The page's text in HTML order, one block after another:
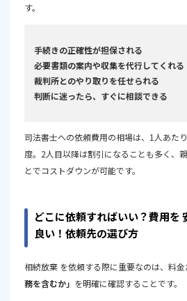
す。
手続きの正確性が担保される
必要書類の案内や収集を代行してくれる
裁判所とのやり取りを任せられる
判断に迷ったら、すぐに相談できる
司法書士への依頼費用の相場は、1人あた
度。2人目以降は割引になることも多く、
とでコストダウンが可能です。
どこに依頼すればいい？費用を
良い！依頼先の選び方
相続放棄 を依頼する際に重要なのは、料金
務を含むか」 を明確に確認することです。